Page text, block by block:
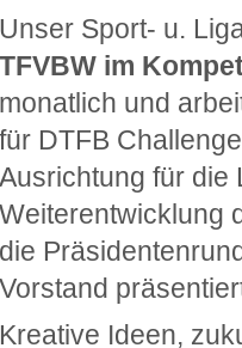
Unser Sport- u.
TFVBW im
monatlich und
für DTFB
Ausrichtung für die
Weiterentwicklung
die
Vorstand
Kreative Ideen,